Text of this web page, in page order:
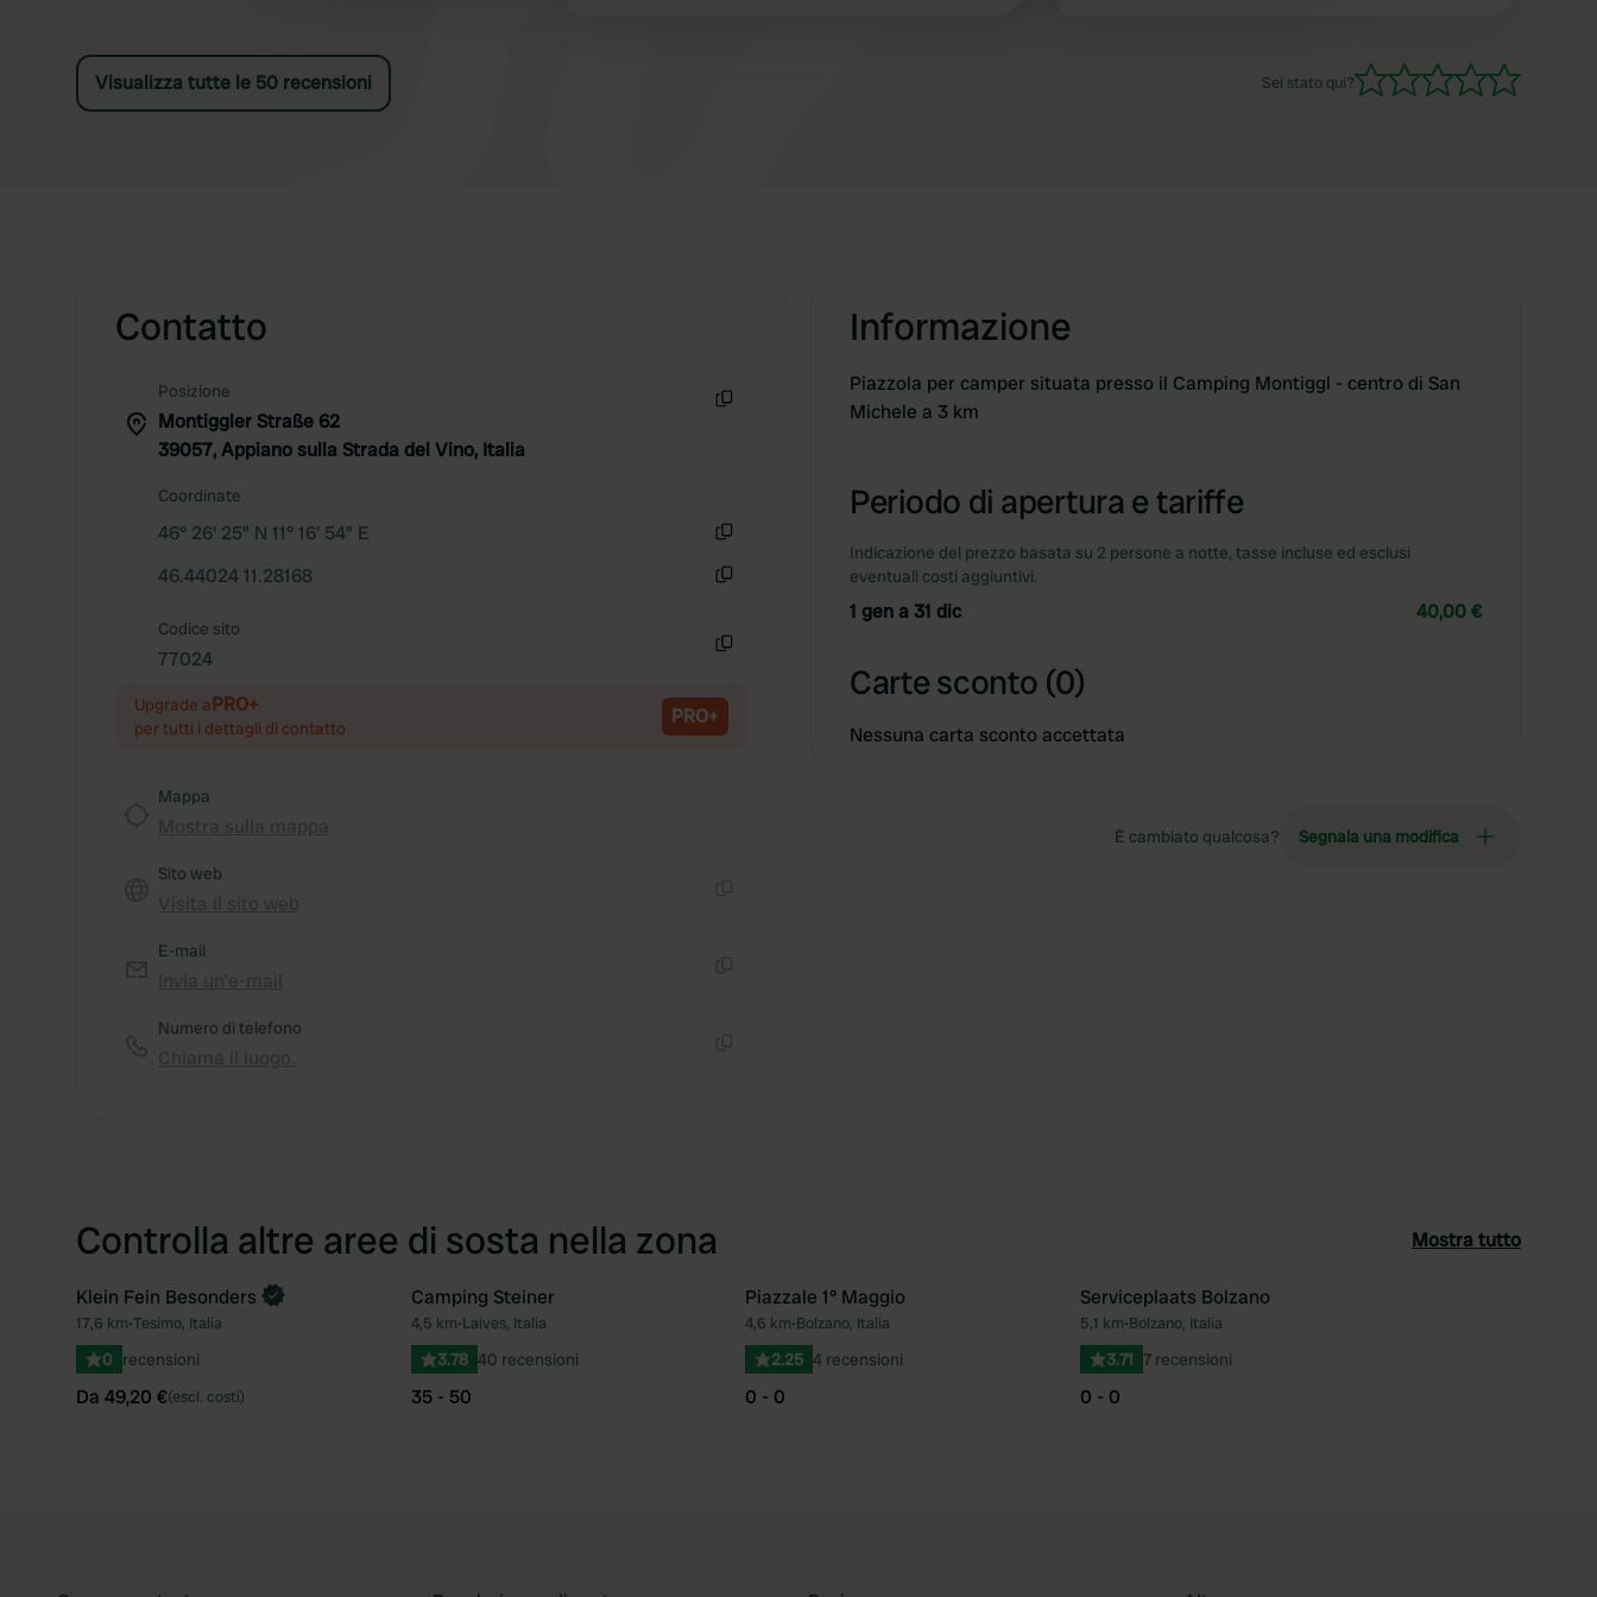
Visualizza tutte le 50 recensioni Sei stato qui?
Contatto
Posizione
Montiggler Straße 62
39057, Appiano sulla Strada del Vino, Italia
Coordinate
46° 26' 25" N 11° 16' 54" E
46.44024 11.28168
Codice sito
77024
Upgrade aPRO+
per tutti i dettagli di contatto PRO+
Mappa
Sito web
E-mail
Numero di telefono
Informazione
Piazzola per camper situata presso il Camping Montiggl - centro di San
Michele a 3 km
Periodo di apertura e tariffe
Indicazione del prezzo basata su 2 persone a notte, tasse incluse ed esclusi
eventuali costi aggiuntivi.
1 gen a 31 dic 40,00 €
Carte sconto (0)
Nessuna carta sconto accettata
È cambiato qualcosa? Segnala una modifica
Controlla altre aree di sosta nella zona Mostra tutto
Preferito
Prenota ora
Klein Fein Besonders
17,6 km•Tesimo, Italia
0 recensioni
Da 49,20 €(escl. costi)
Preferito
Camping Steiner
4,5 km•Laives, Italia
3.78 40 recensioni
35 - 50
Preferito
Piazzale 1° Maggio
4,6 km•Bolzano, Italia
2.25 4 recensioni
0 - 0
Serviceplaats Bolzano
5,1 km•Bolzano, Italia
3.71 7 recensioni
0 - 0